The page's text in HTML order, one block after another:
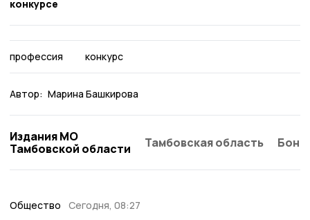
конкурсе
профессия конкурс
Автор: Марина Башкирова
Издания МО
Тамбовской области
Тамбовская область
Общество Сегодня, 08:27